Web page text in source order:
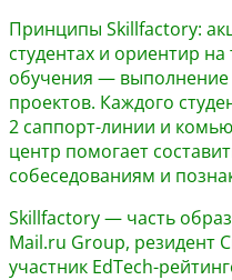
Принципы Skillfactory:
студентах и ориентир на
обучения —
проектов. Каждого
2 саппорт-линии и
центр помогает
собеседованиям и
Skillfactory — часть
Mail.ru Group, резидент
участник EdTech-